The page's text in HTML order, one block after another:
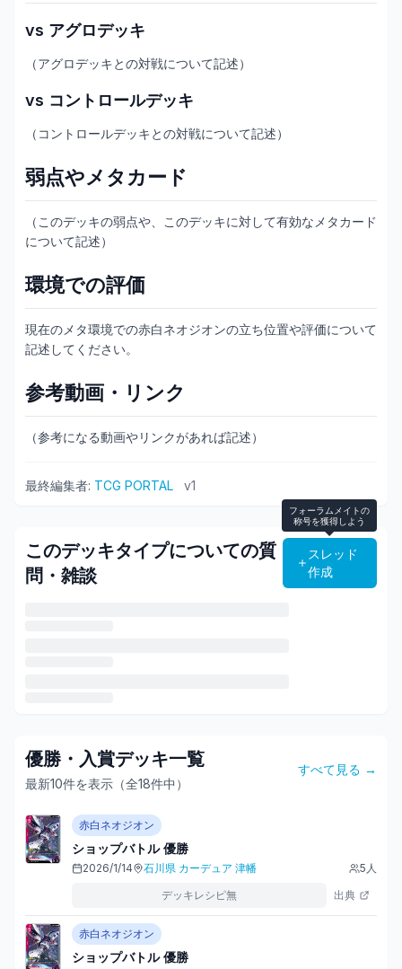
vs アグロデッキ
（アグロデッキとの対戦について記述）
vs コントロールデッキ
（コントロールデッキとの対戦について記述）
弱点やメタカード
（このデッキの弱点や、このデッキに対して有効なメタカード
について記述）
環境での評価
現在のメタ環境での赤白ネオジオンの立ち位置や評価について
記述してください。
参考動画・リンク
（参考になる動画やリンクがあれば記述）
最終編集者: TCG PORTAL v1
このデッキタイプについての質
問・雑談
フォーラムメイトの
称号を獲得しよう
スレッド
作成
優勝・入賞デッキ一覧
最新10件を表示（全18件中）
すべて見る →
赤白ネオジオン
ショップバトル 優勝
2026/1/14 石川県 カーデュア 津幡 5 人
デッキレシピ無
出典
赤白ネオジオン
ショップバトル 優勝